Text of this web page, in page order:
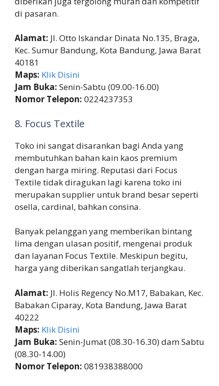
di pasaran.
Alamat: Jl. Otto Iskandar Dinata No.135, Braga,
Kec. Sumur Bandung, Kota Bandung, Jawa Barat
40181
Maps: Klik Disini
Jam Buka: Senin-Sabtu (09.00-16.00)
Nomor Telepon: 0224237353
8. Focus Textile
Toko ini sangat disarankan bagi Anda yang
membutuhkan bahan kain kaos premium
dengan harga miring. Reputasi dari Focus
Textile tidak diragukan lagi karena toko ini
merupakan supplier untuk brand besar seperti
osella, cardinal, bahkan consina.
Banyak pelanggan yang memberikan bintang
lima dengan ulasan positif, mengenai produk
dan layanan Focus Textile. Meskipun begitu,
harga yang diberikan sangatlah terjangkau.
Alamat: Jl. Holis Regency No.M17, Babakan, Kec.
Babakan Ciparay, Kota Bandung, Jawa Barat
40222
Maps: Klik Disini
Jam Buka: Senin-Jumat (08.30-16.30) dam Sabtu
(08.30-14.00)
Nomor Telepon: 081938388000